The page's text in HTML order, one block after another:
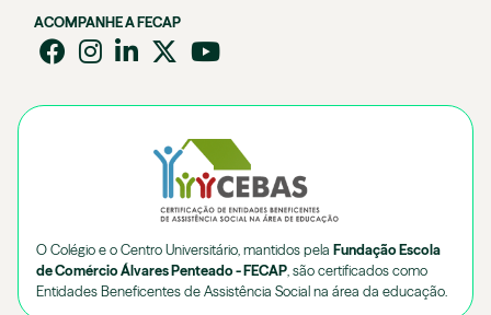
ACOMPANHE A FECAP
O Colégio e o Centro Universitário, mantidos pela Fundação Escola
de Comércio Álvares Penteado - FECAP , são certificados como
Entidades Beneficentes de Assistência Social na área da educação.